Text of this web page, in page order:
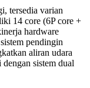
tersedia varian
14 core (6P core +
hardware
pendingin
aliran udara
sistem dual